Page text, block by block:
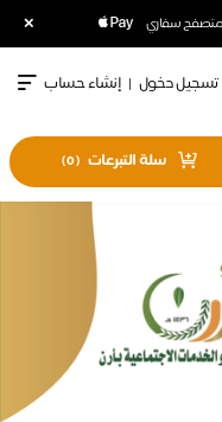
متصفح سفاري ×
تسجيل دخول | إنشاء حساب
سلة التبرعات (
0
)